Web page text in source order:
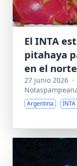
El INTA
pitahaya
en el
27 junio 2026 ·
Argentina